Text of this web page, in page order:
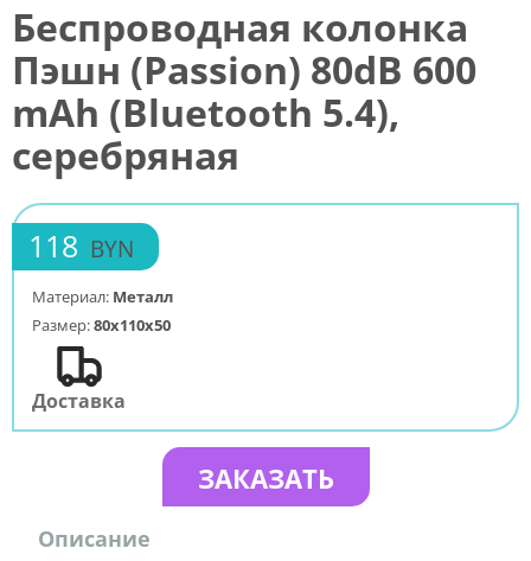
Беспроводная колонка
Пэшн (Passion) 80dB 600
mAh (Bluetooth 5.4),
серебряная
118 BYN
Материал: Металл
Размер:80x110x50
Доставка
ЗАКАЗАТЬ
Описание